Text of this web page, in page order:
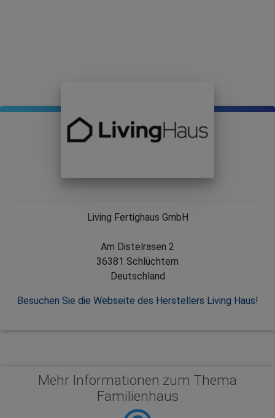
Living Fertighaus GmbH
Am Distelrasen 2
36381 Schlüchtern
Deutschland
Besuchen Sie die Webseite des Herstellers Living Haus!
Mehr Informationen zum Thema
Familienhaus